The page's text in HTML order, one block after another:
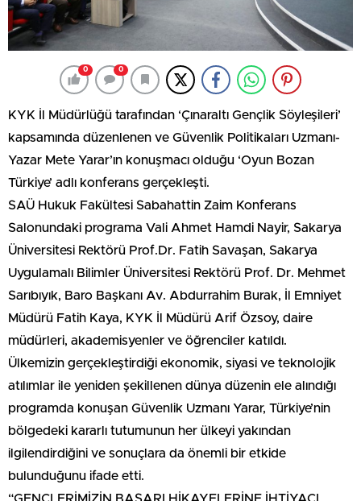
0 0
KYK İl Müdürlüğü tarafından ‘Çınaraltı Gençlik Söyleşileri’
kapsamında düzenlenen ve Güvenlik Politikaları Uzmanı-
Yazar Mete Yarar’ın konuşmacı olduğu ‘Oyun Bozan
Türkiye’ adlı konferans gerçekleşti.
SAÜ Hukuk Fakültesi Sabahattin Zaim Konferans
Salonundaki programa Vali Ahmet Hamdi Nayir, Sakarya
Üniversitesi Rektörü Prof.Dr. Fatih Savaşan, Sakarya
Uygulamalı Bilimler Üniversitesi Rektörü Prof. Dr. Mehmet
Sarıbıyık, Baro Başkanı Av. Abdurrahim Burak, İl Emniyet
Müdürü Fatih Kaya, KYK İl Müdürü Arif Özsoy, daire
müdürleri, akademisyenler ve öğrenciler katıldı.
Ülkemizin gerçekleştirdiği ekonomik, siyasi ve teknolojik
atılımlar ile yeniden şekillenen dünya düzenin ele alındığı
programda konuşan Güvenlik Uzmanı Yarar, Türkiye’nin
bölgedeki kararlı tutumunun her ülkeyi yakından
ilgilendirdiğini ve sonuçlara da önemli bir etkide
bulunduğunu ifade etti.